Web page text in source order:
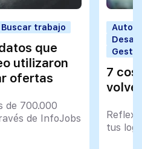
Buscar trabajo
que
utilizaron
ofertas
de 700.000
de InfoJobs
7
tus